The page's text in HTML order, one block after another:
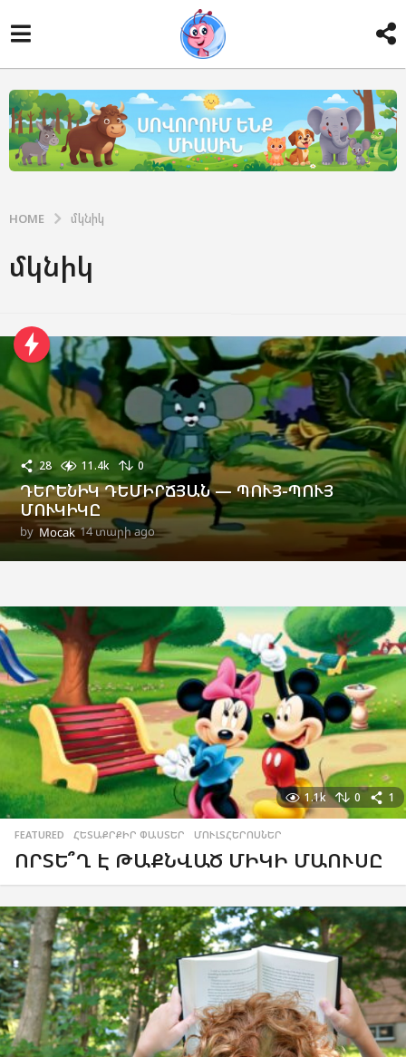
HOME մկնիկ
մկնիկ
28 11.4k 0
ԴԵՐԵՆԻԿ ԴԵՄԻՐՃՅԱՆ — ՊՈՒՅ-ՊՈՒՅ
ՄՈՒԿԻԿԸ
by Mocak 14 տարի ago2
ա
մ
g
o
1.1k 0 1
FEATURED ,ՀԵՏԱՔՐՔԻՐ ՓԱՍՏԵՐ ,ՄՈՒԼՏՀԵՐՈՍՆԵՐ
ՈՐՏԵ՞Ղ Է ԹԱՔՆՎԱԾ ՄԻԿԻ ՄԱՈՒՍԸ